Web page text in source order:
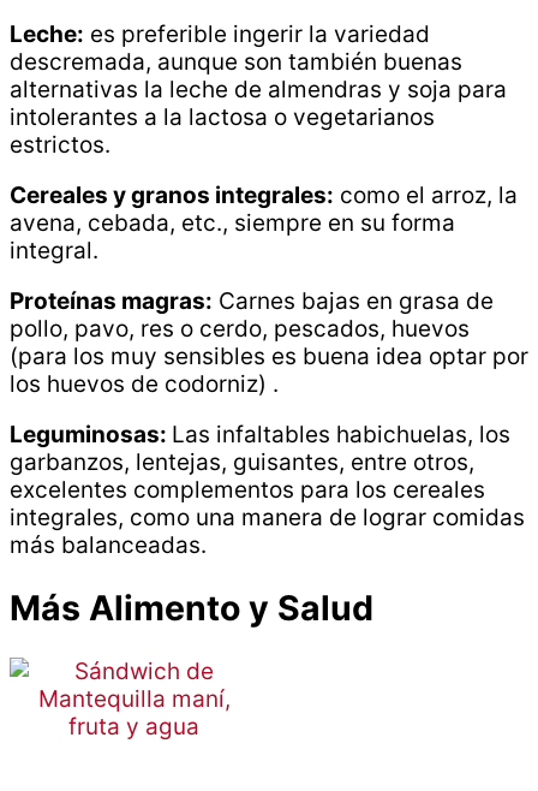
Leche: es preferible ingerir la variedad
descremada, aunque son también buenas
alternativas la leche de almendras y soja para
intolerantes a la lactosa o vegetarianos
estrictos.
Cereales y granos integrales: como el arroz, la
avena, cebada, etc., siempre en su forma
integral.
Proteínas magras: Carnes bajas en grasa de
pollo, pavo, res o cerdo, pescados, huevos
(para los muy sensibles es buena idea optar por
los huevos de codorniz) .
Leguminosas: Las infaltables habichuelas, los
garbanzos, lentejas, guisantes, entre otros,
excelentes complementos para los cereales
integrales, como una manera de lograr comidas
más balanceadas.
Más Alimento y Salud